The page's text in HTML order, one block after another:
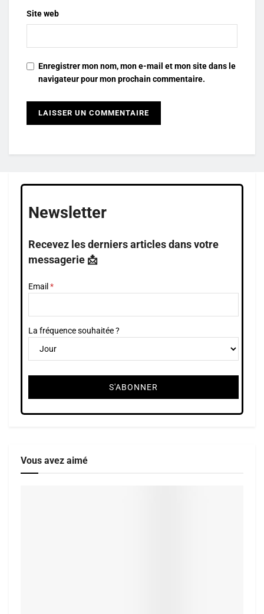
Site web
Enregistrer mon nom, mon e-mail et mon site dans le
navigateur pour mon prochain commentaire.
Newsletter
Recevez les derniers articles dans votre
messagerie 📩
Email
La fréquence souhaitée ?
Vous avez aimé